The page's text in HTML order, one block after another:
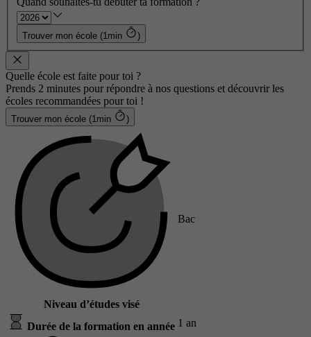
Trouver mon école (1min )
Quelle école est faite pour toi ?
Prends 2 minutes pour répondre à nos questions et découvrir les
écoles recommandées pour toi !
Trouver mon école (1min )
Niveau d’études visé
Bac
Durée de la formation en année 1 an